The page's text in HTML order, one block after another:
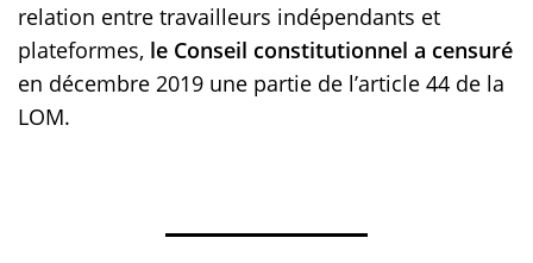
relation entre travailleurs indépendants et
plateformes, le Conseil constitutionnel a censuré
en décembre 2019 une partie de l’article 44 de la
LOM.